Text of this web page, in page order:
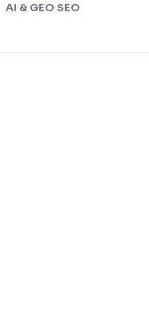
AI & GEO SEO